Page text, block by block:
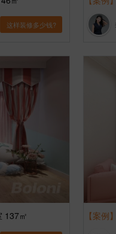
这样装修多少钱?
137㎡ 【案例